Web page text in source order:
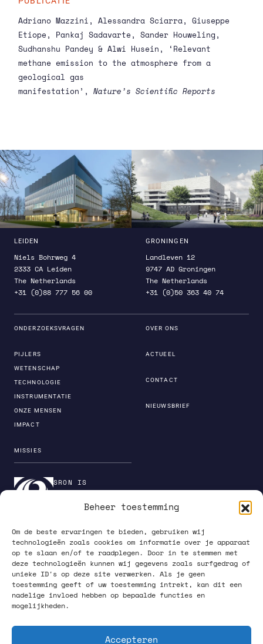
Beheer toestemming
Om de beste ervaringen te bieden, gebruiken wij
technologieën zoals cookies om informatie over je apparaat
op te slaan en/of te raadplegen. Door in te stemmen met
deze technologieën kunnen wij gegevens zoals surfgedrag of
unieke ID's op deze site verwerken. Als je geen
toestemming geeft of uw toestemming intrekt, kan dit een
nadelige invloed hebben op bepaalde functies en
mogelijkheden.
Accepteren
Adriano Mazzini, Alessandra Sciarra, Giuseppe
Etiope, Pankaj Sadavarte, Sander Houweling,
Sudhanshu Pandey & Alwi Husein, ‘Relevant
methane emission to the atmosphere from a
geological gas
manifestation’, Nature’s Scientific Reports
LEIDEN
Niels Bohrweg 4
2333 CA Leiden
The Netherlands
+31 (0)88 777 56 00
GRONINGEN
Landleven 12
9747 AD Groningen
The Netherlands
+31 (0)50 363 40 74
ONDERZOEKSVRAGEN
PIJLERS
WETENSCHAP
TECHNOLOGIE
INSTRUMENTATIE
ONZE MENSEN
IMPACT
MISSIES
OVER ONS
ACTUEEL
CONTACT
NIEUWSBRIEF
SRON IS
INSTITUTENORGANI
PRIVACY POLICY